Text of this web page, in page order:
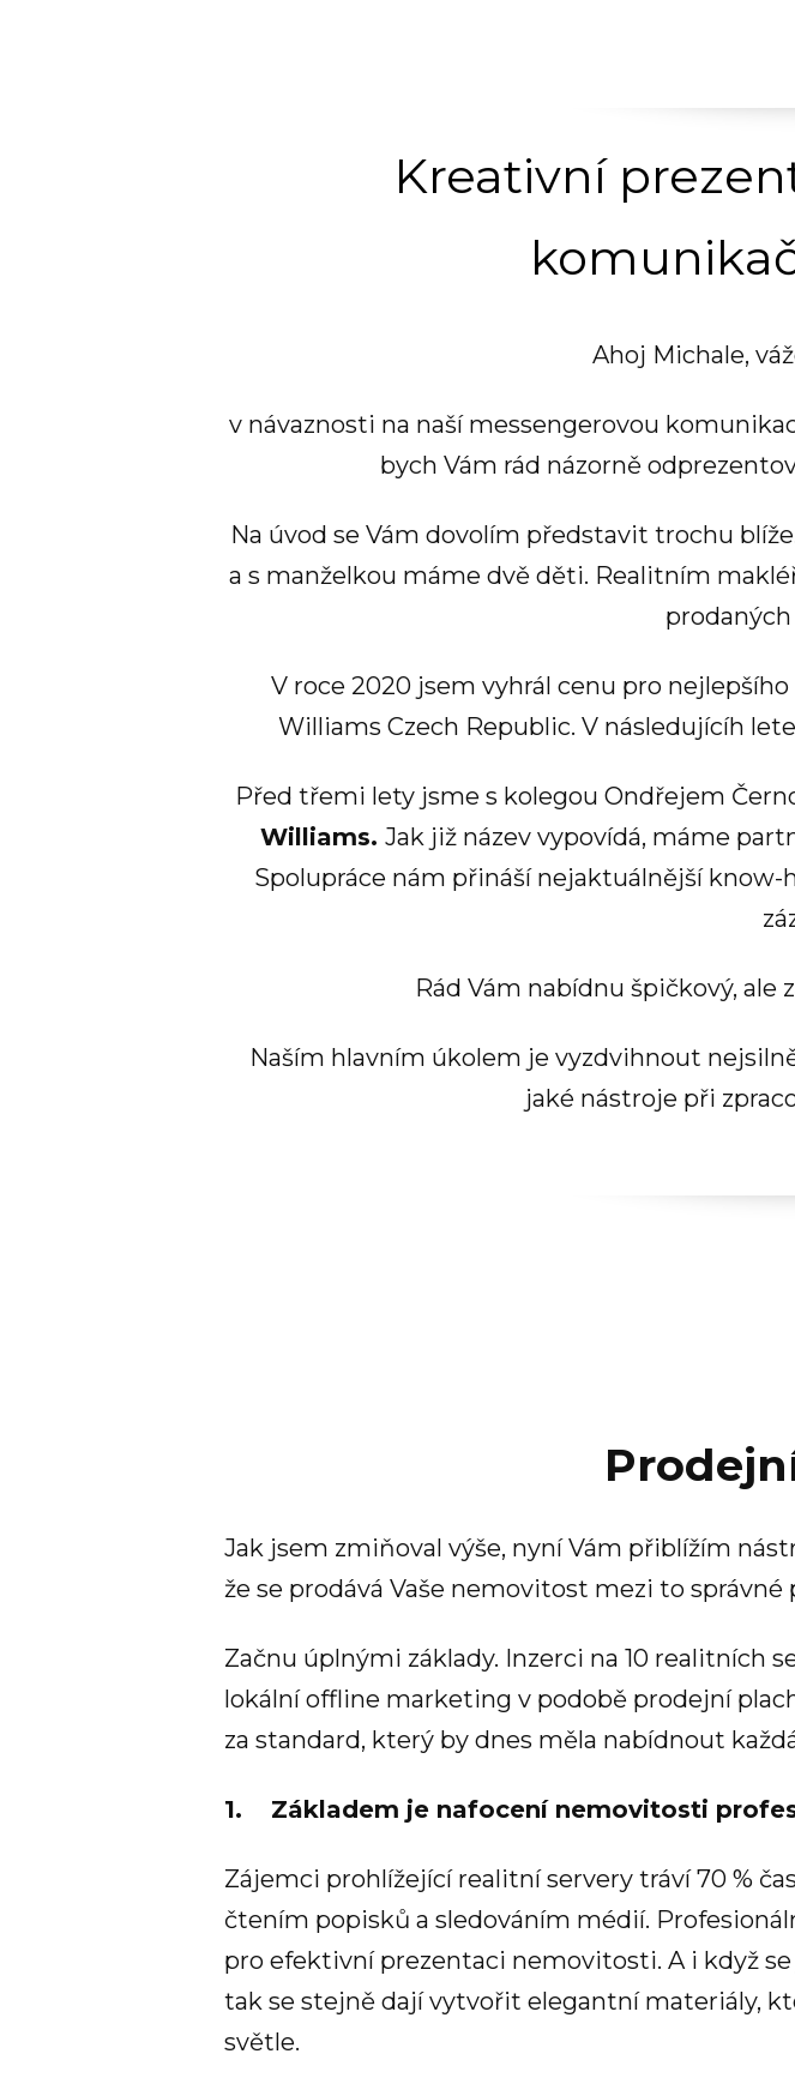
Kreativní
Ahoj Michale,
v návaznosti na naší messengerovou
bych Vám rád názorně
Na úvod se Vám dovolím představit trochu
a s manželkou máme dvě děti. Realitním
V roce 2020 jsem vyhrál cenu pro
Williams Czech Republic. V následujícíh
Před třemi lety jsme s kolegou Ondřejem
Williams. Jak již název vypovídá, máme
Spolupráce nám přináší nejaktuálnější
Rád Vám nabídnu špičkový,
Naším hlavním úkolem je vyzdvihnout
jaké nástroje při
Jak jsem zmiňoval výše, nyní Vám přiblížím
že se prodává Vaše nemovitost mezi to správné
Začnu úplnými základy. Inzerci na 10 realitních
lokální offline marketing v podobě prodejní
za standard, který by dnes měla nabídnout
1. Základem je nafocení nemovitosti
Zájemci prohlížející realitní servery tráví 70 %
čtením popisků a sledováním médií.
pro efektivní prezentaci nemovitosti. A i když
tak se stejně dají vytvořit elegantní materiály,
světle.